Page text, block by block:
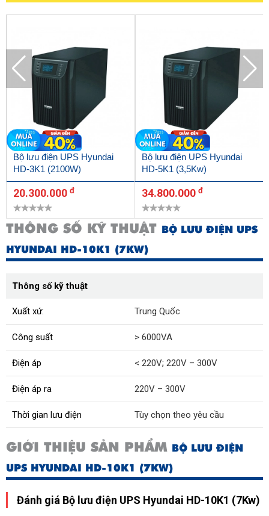
Bộ lưu điện UPS Hyundai
HD-3K1 (2100W)
20.300.000 đ
Bộ lưu điện UPS Hyundai
HD-5K1 (3,5Kw)
34.800.000 đ
THÔNG SỐ KỸ THUẬT BỘ LƯU ĐIỆN UPS
HYUNDAI HD-10K1 (7KW)
Thông số kỹ thuật
Xuất xứ: Trung Quốc
Công suất > 6000VA
Điện áp < 220V; 220V – 300V
Điện áp ra 220V – 300V
Thời gian lưu điện Tùy chọn theo yêu cầu
GIỚI THIỆU SẢN PHẨM BỘ LƯU ĐIỆN
UPS HYUNDAI HD-10K1 (7KW)
Đánh giá Bộ lưu điện UPS Hyundai HD-10K1 (7Kw)